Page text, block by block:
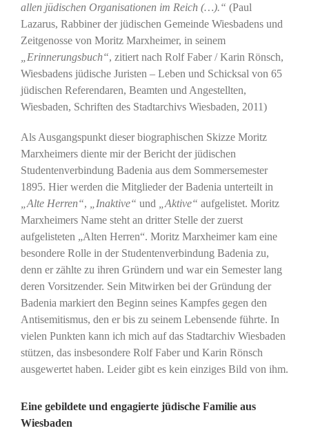
allen jüdischen Organisationen im Reich (…).“ (Paul
Lazarus, Rabbiner der jüdischen Gemeinde Wiesbadens und
Zeitgenosse von Moritz Marxheimer, in seinem
„Erinnerungsbuch“, zitiert nach Rolf Faber / Karin Rönsch,
Wiesbadens jüdische Juristen – Leben und Schicksal von 65
jüdischen Referendaren, Beamten und Angestellten,
Wiesbaden, Schriften des Stadtarchivs Wiesbaden, 2011)
Als Ausgangspunkt dieser biographischen Skizze Moritz
Marxheimers diente mir der Bericht der jüdischen
Studentenverbindung Badenia aus dem Sommersemester
1895. Hier werden die Mitglieder der Badenia unterteilt in
„Alte Herren“, „Inaktive“ und„Aktive“ aufgelistet. Moritz
Marxheimers Name steht an dritter Stelle der zuerst
aufgelisteten „Alten Herren“. Moritz Marxheimer kam eine
besondere Rolle in der Studentenverbindung Badenia zu,
denn er zählte zu ihren Gründern und war ein Semester lang
deren Vorsitzender. Sein Mitwirken bei der Gründung der
Badenia markiert den Beginn seines Kampfes gegen den
Antisemitismus, den er bis zu seinem Lebensende führte. In
vielen Punkten kann ich mich auf das Stadtarchiv Wiesbaden
stützen, das insbesondere Rolf Faber und Karin Rönsch
ausgewertet haben. Leider gibt es kein einziges Bild von ihm.
Eine gebildete und engagierte jüdische Familie aus
Wiesbaden